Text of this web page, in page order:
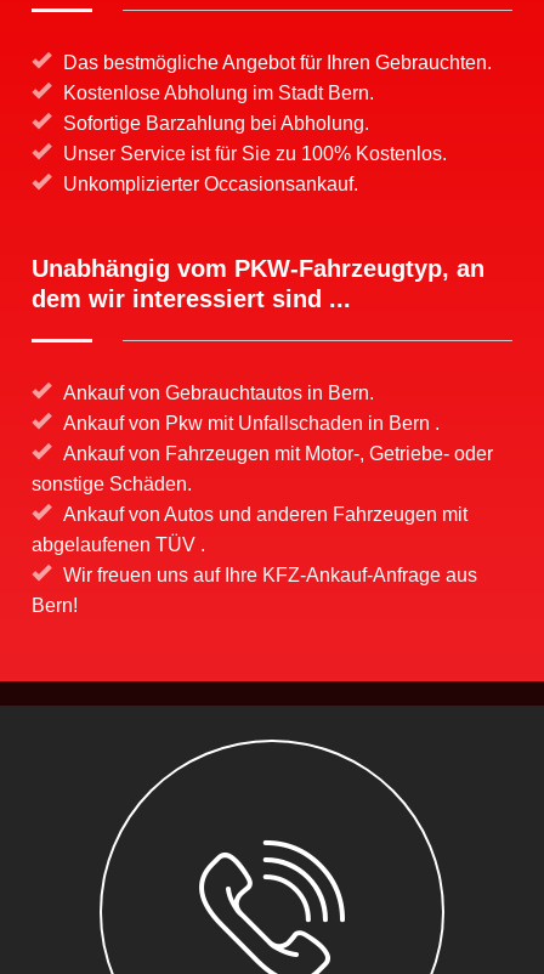
Das bestmögliche Angebot für Ihren Gebrauchten.
Kostenlose Abholung im Stadt Bern.
Sofortige Barzahlung bei Abholung.
Unser Service ist für Sie zu 100% Kostenlos.
Unkomplizierter Occasionsankauf.
Unabhängig vom PKW-Fahrzeugtyp, an
dem wir interessiert sind ...
Ankauf von Gebrauchtautos in Bern.
Ankauf von Pkw mit Unfallschaden in Bern .
Ankauf von Fahrzeugen mit Motor-, Getriebe- oder
sonstige Schäden.
Ankauf von Autos und anderen Fahrzeugen mit
abgelaufenen TÜV .
Wir freuen uns auf Ihre KFZ-Ankauf-Anfrage aus
Bern!